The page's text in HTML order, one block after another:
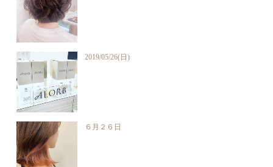
2019/05/26(日)
６月２６日